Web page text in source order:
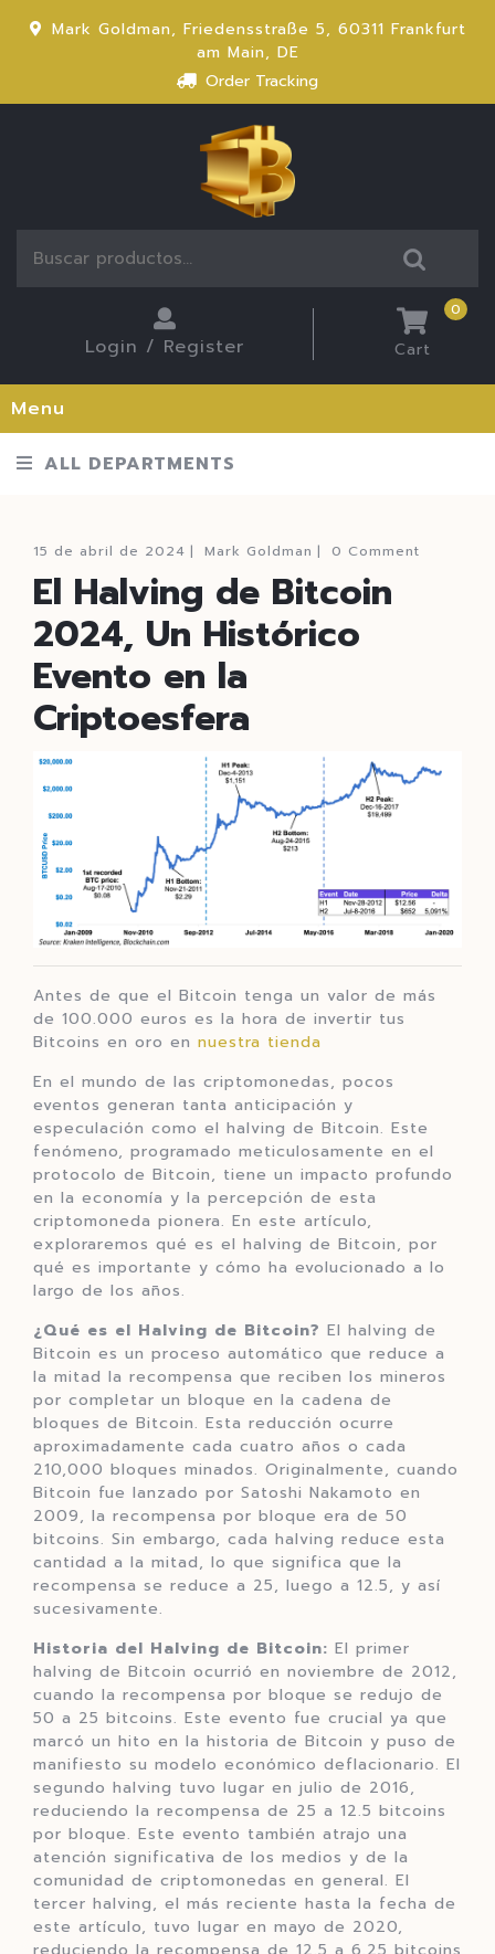
Mark Goldman, Friedensstraße 5, 60311 Frankfurt
am Main, DE
Order Tracking
Login / Register Cart
0
Menu
ALL DEPARTMENTS
15 de abril de 2024 | Mark Goldman | 0 Comment
El Halving de Bitcoin
2024, Un Histórico
Evento en la
Criptoesfera
Antes de que el Bitcoin tenga un valor de más
de 100.000 euros es la hora de invertir tus
Bitcoins en oro en nuestra tienda
En el mundo de las criptomonedas, pocos
eventos generan tanta anticipación y
especulación como el halving de Bitcoin. Este
fenómeno, programado meticulosamente en el
protocolo de Bitcoin, tiene un impacto profundo
en la economía y la percepción de esta
criptomoneda pionera. En este artículo,
exploraremos qué es el halving de Bitcoin, por
qué es importante y cómo ha evolucionado a lo
largo de los años.
¿Qué es el Halving de Bitcoin? El halving de
Bitcoin es un proceso automático que reduce a
la mitad la recompensa que reciben los mineros
por completar un bloque en la cadena de
bloques de Bitcoin. Esta reducción ocurre
aproximadamente cada cuatro años o cada
210,000 bloques minados. Originalmente, cuando
Bitcoin fue lanzado por Satoshi Nakamoto en
2009, la recompensa por bloque era de 50
bitcoins. Sin embargo, cada halving reduce esta
cantidad a la mitad, lo que significa que la
recompensa se reduce a 25, luego a 12.5, y así
sucesivamente.
Historia del Halving de Bitcoin: El primer
halving de Bitcoin ocurrió en noviembre de 2012,
cuando la recompensa por bloque se redujo de
50 a 25 bitcoins. Este evento fue crucial ya que
marcó un hito en la historia de Bitcoin y puso de
manifiesto su modelo económico deflacionario. El
segundo halving tuvo lugar en julio de 2016,
reduciendo la recompensa de 25 a 12.5 bitcoins
por bloque. Este evento también atrajo una
atención significativa de los medios y de la
comunidad de criptomonedas en general. El
tercer halving, el más reciente hasta la fecha de
este artículo, tuvo lugar en mayo de 2020,